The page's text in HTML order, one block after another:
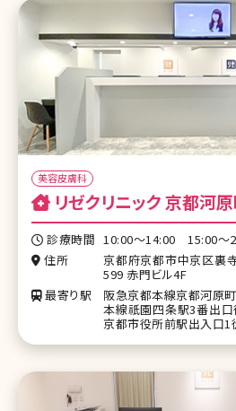
美容皮膚科
リゼクリニック 京都河
診療時間 10:00～14:00 15:00～
住所
京都府京都市中京区裏
599 赤門ビル4F
最寄り駅
阪急京都本線京都河原
本線祇園四条駅3番出
京都市役所前駅出入口1